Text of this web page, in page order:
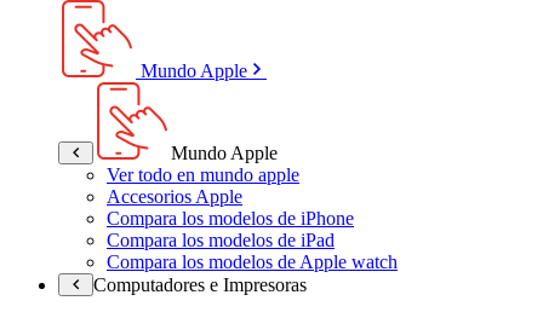
Mundo Apple
Mundo Apple
Ver todo en mundo apple
Accesorios Apple
Compara los modelos de iPhone
Compara los modelos de iPad
Compara los modelos de Apple watch
Computadores e Impresoras